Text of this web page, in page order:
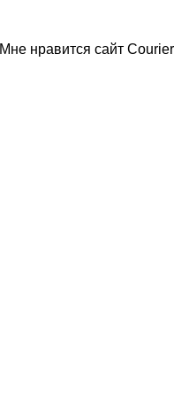
Мне нравится сайт